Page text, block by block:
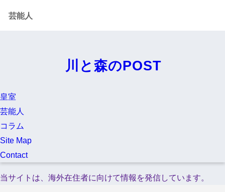
芸能人
川と森のPOST
皇室
芸能人
コラム
Site Map
Contact
当サイトは、海外在住者に向けて情報を発信しています。